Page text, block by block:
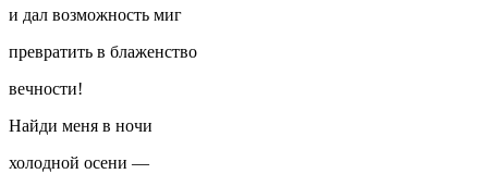
и дал возможность миг
превратить в блаженство
вечности!
Найди меня в ночи
холодной осени —